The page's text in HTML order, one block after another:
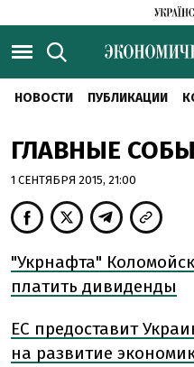
НОВОСТИ ПУБЛИКАЦИИ
ГЛАВНЫЕ
1 СЕНТЯБРЯ 2015, 21:00
"Укрнафта"
платить дивиденды
ЕС предоставит
на развитие